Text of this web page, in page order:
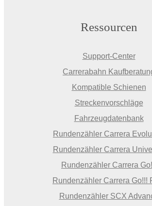
Ressourcen
Support-Center
Carrerabahn
Kompatible Schienen
Streckenvorschläge
Fahrzeugdatenbank
Rundenzähler Carrera
Rundenzähler Carrera
Rundenzähler Carrera
Rundenzähler Carrera Go!!!
Rundenzähler SCX